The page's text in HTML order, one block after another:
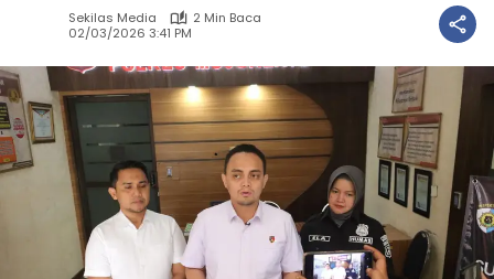
Sekilas Media
2 Min Baca
02/03/2026 3:41 PM